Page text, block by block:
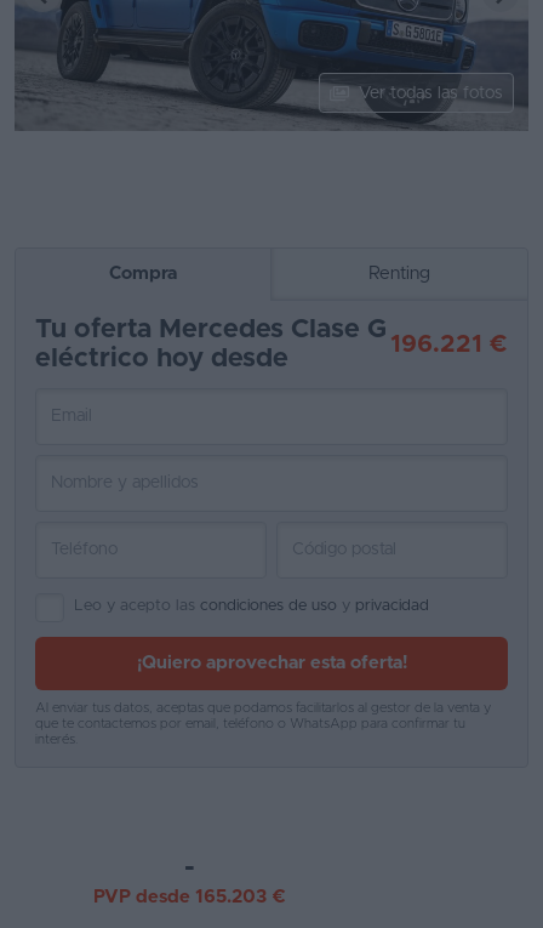
Híbridos
Ofertas
compra
Concesionarios
coche
de
coches
Ver todas las fotos
Compra Renting
Tu oferta Mercedes Clase G
eléctrico hoy desde
196.221 €
Leo y acepto las condiciones de uso y privacidad
¡Quiero aprovechar esta oferta!
Al enviar tus datos, aceptas que podamos facilitarlos al gestor de la venta y
que te contactemos por email, teléfono o WhatsApp para confirmar tu
interés.
-
PVP desde 165.203 €